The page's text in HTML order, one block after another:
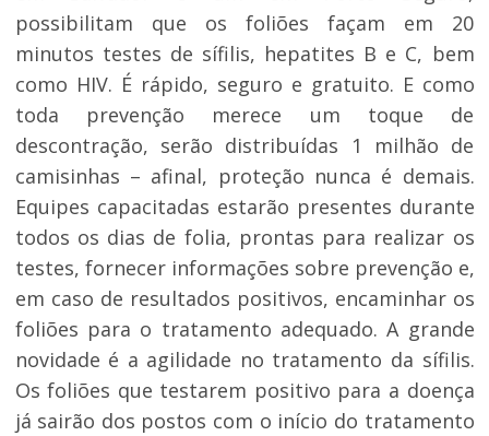
possibilitam que os foliões façam em 20
minutos testes de sífilis, hepatites B e C, bem
como HIV. É rápido, seguro e gratuito. E como
toda prevenção merece um toque de
descontração, serão distribuídas 1 milhão de
camisinhas – afinal, proteção nunca é demais.
Equipes capacitadas estarão presentes durante
todos os dias de folia, prontas para realizar os
testes, fornecer informações sobre prevenção e,
em caso de resultados positivos, encaminhar os
foliões para o tratamento adequado. A grande
novidade é a agilidade no tratamento da sífilis.
Os foliões que testarem positivo para a doença
já sairão dos postos com o início do tratamento